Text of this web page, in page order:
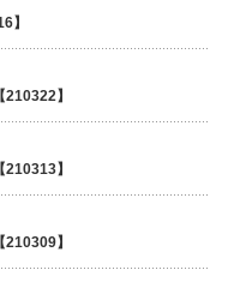
】
】
】
】